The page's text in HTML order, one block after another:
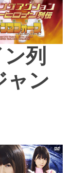
列
ャン